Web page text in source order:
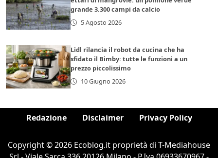
grande 3.300 campi da calcio
5 Agosto 2026
Lidl rilancia il robot da cucina che ha
sfidato il Bimby: tutte le funzioni a un
prezzo piccolissimo
10 Giugno 2026
Redazione Disclaimer Privacy Policy
Copyright © 2026 Ecoblog.it proprietà di T-Mediahouse